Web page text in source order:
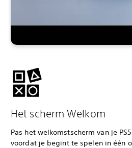
Het scherm Welkom
Pas het welkomstscherm van je
voordat je begint te spelen in één